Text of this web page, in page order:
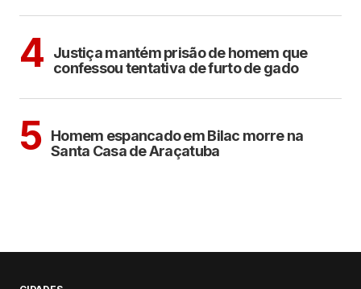
4
Justiça mantém prisão de homem que
confessou tentativa de furto de gado
5 Homem espancado em Bilac morre na
Santa Casa de Araçatuba